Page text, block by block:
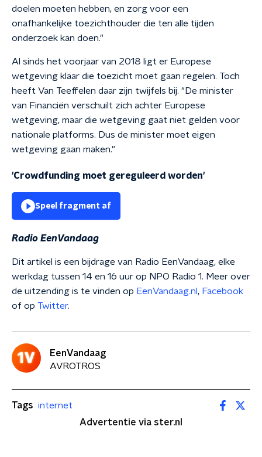
doelen moeten hebben, en zorg voor een
onafhankelijke toezichthouder die ten alle tijden
onderzoek kan doen."
Al sinds het voorjaar van 2018 ligt er Europese
wetgeving klaar die toezicht moet gaan regelen. Toch
heeft Van Teeffelen daar zijn twijfels bij. "De minister
van Financiën verschuilt zich achter Europese
wetgeving, maar die wetgeving gaat niet gelden voor
nationale platforms. Dus de minister moet eigen
wetgeving gaan maken."
'Crowdfunding moet gereguleerd worden'
Speel fragment af
Radio EenVandaag
Dit artikel is een bijdrage van Radio EenVandaag, elke
werkdag tussen 14 en 16 uur op NPO Radio 1. Meer over
de uitzending is te vinden op EenVandaag.nl , Facebook
of op Twitter.
EenVandaag
AVROTROS
Tags internet
Advertentie via ster.nl